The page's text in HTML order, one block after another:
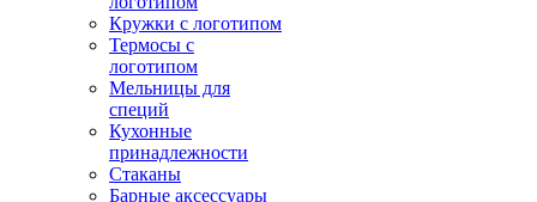
Кружки с логотипом
Термосы с
логотипом
Мельницы для
специй
Кухонные
принадлежности
Стаканы
Барные аксессуары